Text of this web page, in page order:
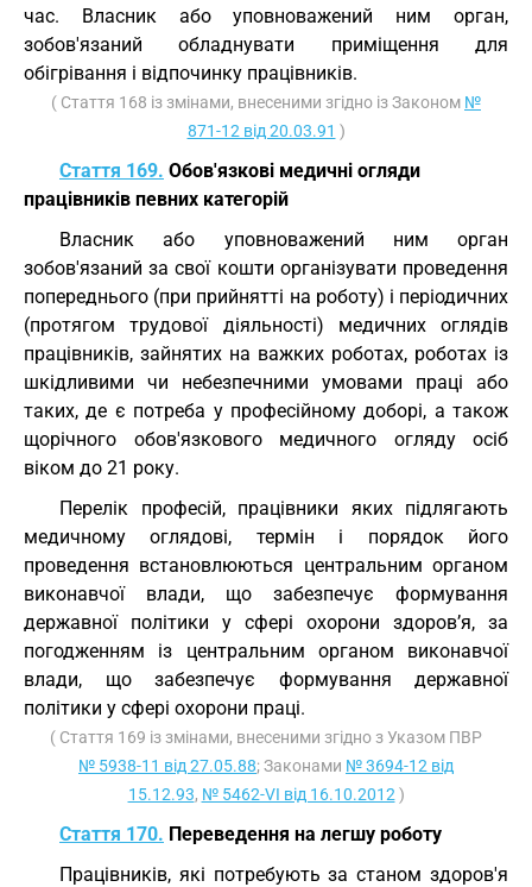
час. Власник або уповноважений ним орган,
зобов'язаний обладнувати приміщення для
обігрівання і відпочинку працівників.
( Стаття 168 із змінами, внесеними згідно із Законом №
871-12 від 20.03.91 )
Стаття 169. Обов'язкові медичні огляди
працівників певних категорій
Власник або уповноважений ним орган
зобов'язаний за свої кошти організувати проведення
попереднього (при прийнятті на роботу) і періодичних
(протягом трудової діяльності) медичних оглядів
працівників, зайнятих на важких роботах, роботах із
шкідливими чи небезпечними умовами праці або
таких, де є потреба у професійному доборі, а також
щорічного обов'язкового медичного огляду осіб
віком до 21 року.
Перелік професій, працівники яких підлягають
медичному оглядові, термін і порядок його
проведення встановлюються центральним органом
виконавчої влади, що забезпечує формування
державної політики у сфері охорони здоров’я, за
погодженням із центральним органом виконавчої
влади, що забезпечує формування державної
політики у сфері охорони праці.
( Стаття 169 із змінами, внесеними згідно з Указом ПВР
№ 5938-11 від 27.05.88; Законами № 3694-12 від
15.12.93, № 5462-VI від 16.10.2012 )
Стаття 170. Переведення на легшу роботу
Працівників, які потребують за станом здоров'я